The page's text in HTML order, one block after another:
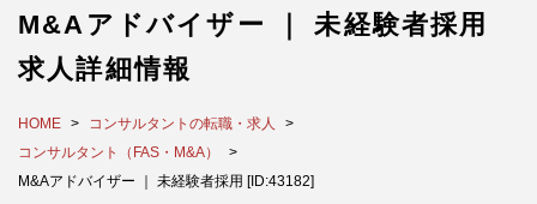
M&Aアドバイザー ｜ 未経験者採用
求人詳細情報
HOME
コンサルタントの転職・求人
コンサルタント（FAS・M&A）
M&Aアドバイザー ｜ 未経験者採用 [ID:43182]